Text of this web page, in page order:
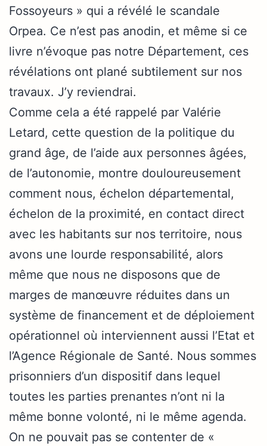
Fossoyeurs » qui a révélé le scandale
Orpea. Ce n’est pas anodin, et même si ce
livre n’évoque pas notre Département, ces
révélations ont plané subtilement sur nos
travaux. J’y reviendrai.
Comme cela a été rappelé par Valérie
Letard, cette question de la politique du
grand âge, de l’aide aux personnes âgées,
de l’autonomie, montre douloureusement
comment nous, échelon départemental,
échelon de la proximité, en contact direct
avec les habitants sur nos territoire, nous
avons une lourde responsabilité, alors
même que nous ne disposons que de
marges de manœuvre réduites dans un
système de financement et de déploiement
opérationnel où interviennent aussi l’Etat et
l’Agence Régionale de Santé. Nous sommes
prisonniers d’un dispositif dans lequel
toutes les parties prenantes n’ont ni la
même bonne volonté, ni le même agenda.
On ne pouvait pas se contenter de «